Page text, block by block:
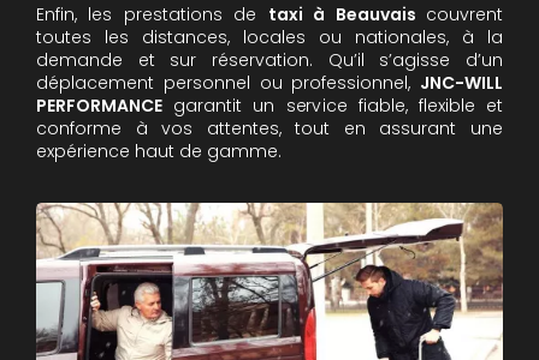
Enfin, les prestations de taxi à Beauvais couvrent
toutes les distances, locales ou nationales, à la
demande et sur réservation. Qu’il s’agisse d’un
déplacement personnel ou professionnel, JNC-WILL
PERFORMANCE garantit un service fiable, flexible et
conforme à vos attentes, tout en assurant une
expérience haut de gamme.